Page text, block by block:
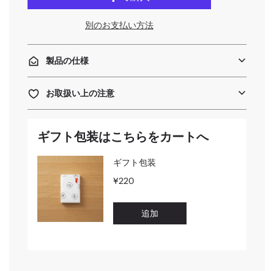
中
.
.
.
別のお支払い方法
製品の仕様
お取扱い上の注意
ギフト包装はこちらをカートへ